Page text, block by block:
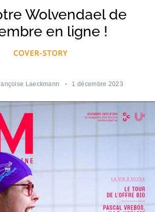
Wolvendael de
en ligne !
COVER-STORY
Laeckmann 1 décembre 2023